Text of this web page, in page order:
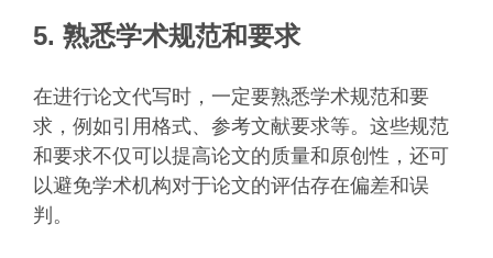
5. 熟悉学术规范和要求
在进行论文代写时，一定要熟悉学术规范和要
求，例如引用格式、参考文献要求等。这些规范
和要求不仅可以提高论文的质量和原创性，还可
以避免学术机构对于论文的评估存在偏差和误
判。